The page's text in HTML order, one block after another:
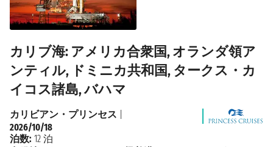
カリブ海: アメリカ合衆国, オランダ領ア
ンティル, ドミニカ共和国, タークス・カ
イコス諸島, バハマ
カリビアン・プリンセス
2026/10/18
泊数: 12 泊